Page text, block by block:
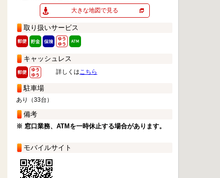
大きな地図で見る
取り扱いサービス
キャッシュレス
詳しくはこちら
駐車場
あり（33台）
備考
※ 窓口業務、ATMを一時休止する場合があります。
モバイルサイト